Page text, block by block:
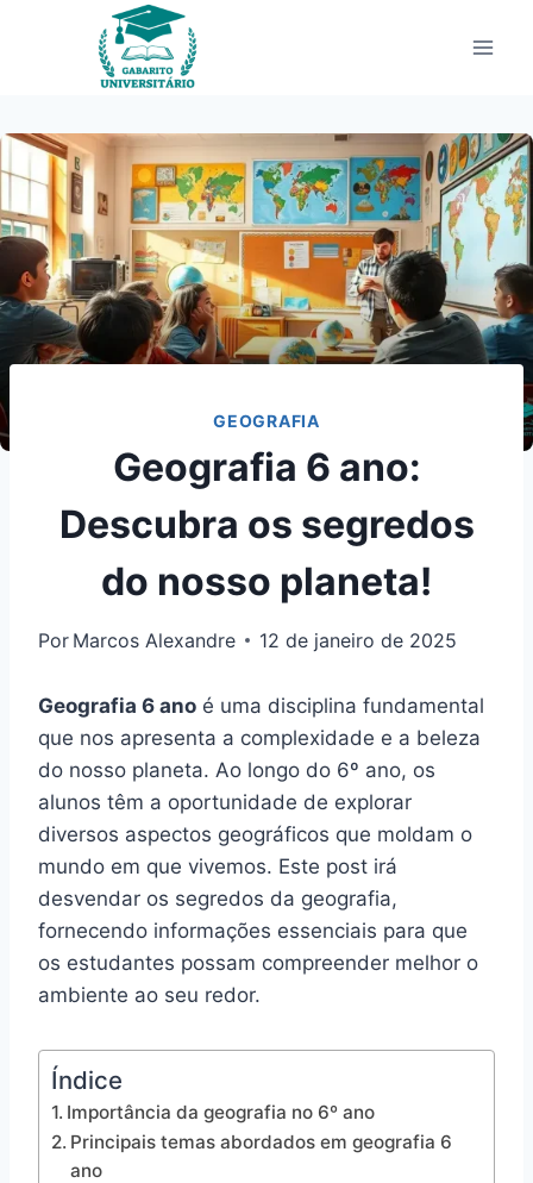
GEOGRAFIA
Geografia 6 ano:
Descubra os segredos
do nosso planeta!
Por Marcos Alexandre 12 de janeiro de 2025
Geografia 6 ano é uma disciplina fundamental
que nos apresenta a complexidade e a beleza
do nosso planeta. Ao longo do 6º ano, os
alunos têm a oportunidade de explorar
diversos aspectos geográficos que moldam o
mundo em que vivemos. Este post irá
desvendar os segredos da geografia,
fornecendo informações essenciais para que
os estudantes possam compreender melhor o
ambiente ao seu redor.
Índice
Importância da geografia no 6º ano
Principais temas abordados em geografia 6
ano